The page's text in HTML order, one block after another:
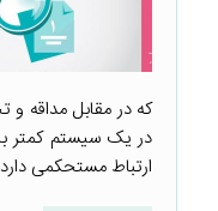
که در مقابل مداقه و
در یک سیستم کمتر
ارتباط مستحکمی